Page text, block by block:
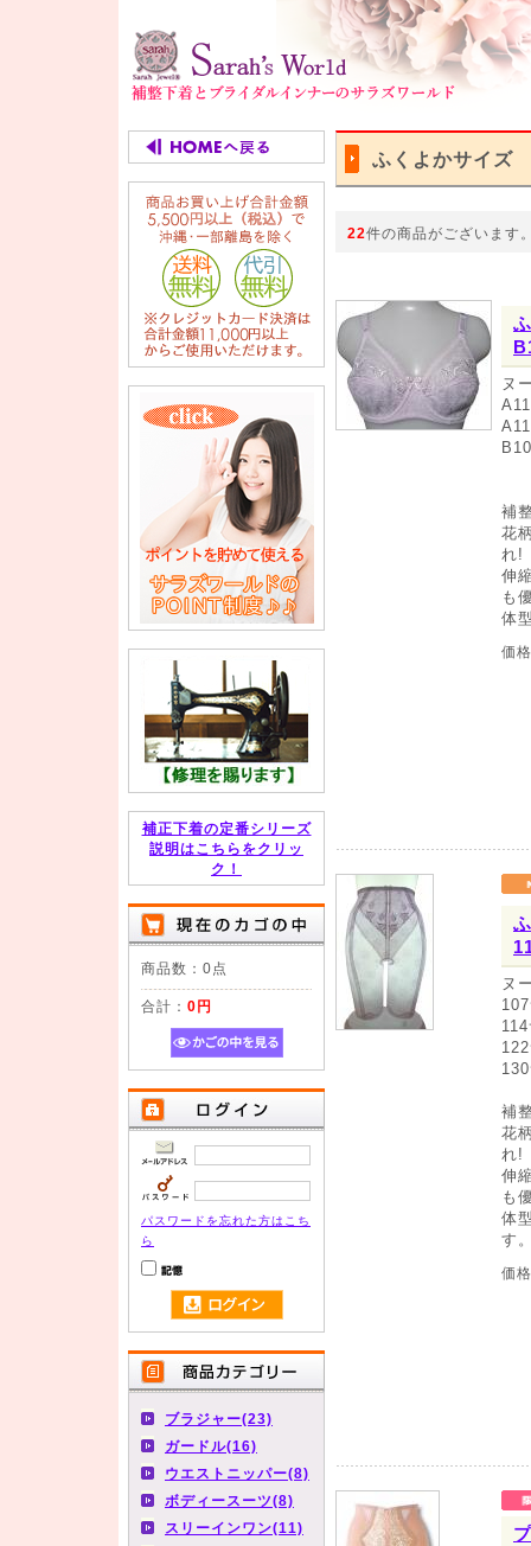
補正下着の定番シリーズ
説明はこちらをクリッ
ク！
商品数：0点
合計： 0円
パスワードを忘れた方はこち
ら
ブラジャー(23)
ガードル(16)
ウエストニッパー(8)
ボディースーツ(8)
スリーインワン(11)
ふくよかサイズ
22件の商品がございます
ヌ
補
花
れ!
伸
も
体
価格
ヌ
補
花
れ!
伸
も
体
す
価格